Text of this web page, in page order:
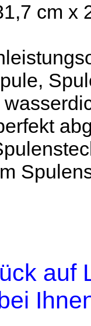
cm x
auf